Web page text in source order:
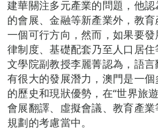
建華關注多元產業的問題，他
的會展、金融等新產業外，教
一個可行方向，然而，如果要
律制度、基礎配套乃至人口居
文學院副教授李麗菁認為，語
有很大的發展潛力，澳門是一
的歷史和現狀優勢，在“世界旅
會展翻譯、虛擬會議、教育產
規劃的考慮當中。